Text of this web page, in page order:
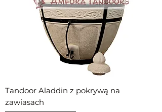
Tandoor Aladdin z pokrywą na
zawiasach